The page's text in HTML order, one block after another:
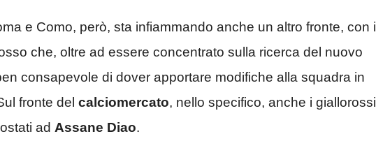
e Como, però, sta infiammando anche un altro fronte, con il
che, oltre ad essere concentrato sulla ricerca del nuovo
consapevole di dover apportare modifiche alla squadra in
fronte del calciomercato, nello specifico, anche i giallorossi
ad Assane Diao.